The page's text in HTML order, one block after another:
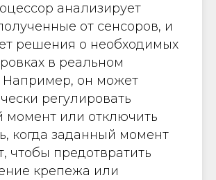
анализирует
от сенсоров, и
решения о необходимых
в реальном
Например, он может
регулировать
момент или отключить
когда заданный момент
чтобы предотвратить
крепежа или